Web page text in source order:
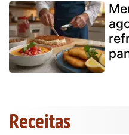
Receitas